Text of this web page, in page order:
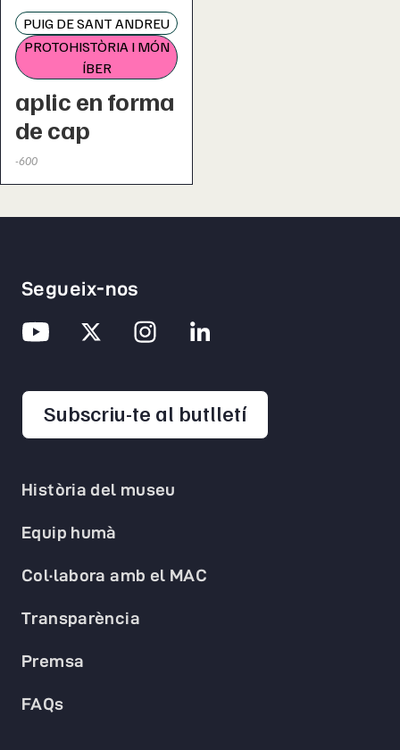
PUIG DE SANT ANDREU
PROTOHISTÒRIA I MÓN
ÍBER
aplic en forma
de cap
-600
Història del museu
Equip humà
Col·labora amb el MAC
Transparència
Premsa
FAQs
Segueix-nos
Subscriu-te al butlletíopens in a new